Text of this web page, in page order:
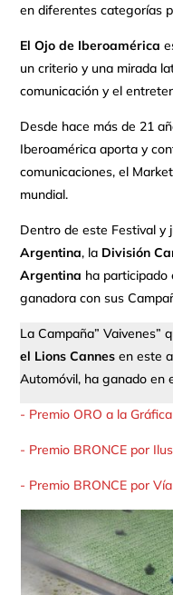
en diferentes categorías
El Ojo de Iberoamérica
un criterio y una mirada
comunicación y el
Desde hace más de 21
Iberoamérica aporta y
comunicaciones, el
mundial.
Dentro de este Festival y
Argentina, la División
Argentina ha participado
ganadora con sus
La Campaña” Vaivenes”
el Lions Cannes en este
Automóvil, ha ganado en
- Premio ORO a la
- Premio BRONCE por
- Premio BRONCE por